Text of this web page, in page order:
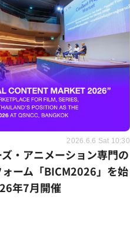
2026.6.6 Sat 10:30
・アニメーション専門の
ーム「BICM2026」を始
年7月開催